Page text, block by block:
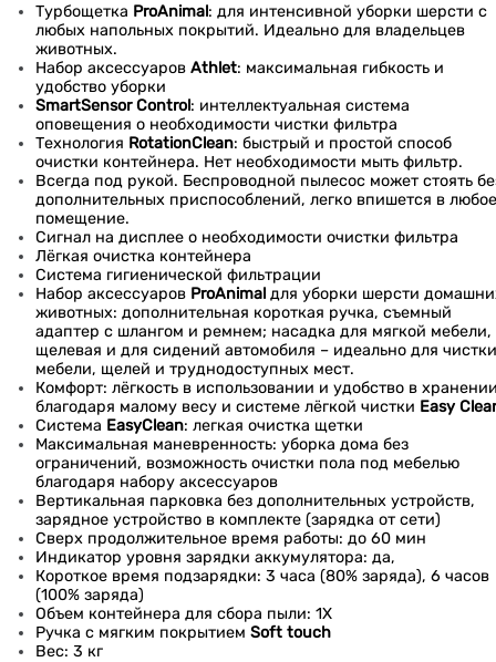
Турбощетка ProAnimal: для интенсивной уборки шерсти с
любых напольных покрытий. Идеально для владельцев
животных.
Набор аксессуаровAthlet: максимальная гибкость и
удобство уборки
SmartSensor Control: интеллектуальная система
оповещения о необходимости чистки фильтра
Технология RotationClean: быстрый и простой способ
очистки контейнера. Нет необходимости мыть фильтр.
Всегда под рукой. Беспроводной пылесос может стоять
дополнительных приспособлений, легко впишется в
помещение.
Сигнал на дисплее о необходимости очистки фильтра
Лёгкая очистка контейнера
Система гигиенической фильтрации
Набор аксессуаров ProAnimalдля уборки шерсти
животных: дополнительная короткая ручка, съемный
адаптер с шлангом и ремнем; насадка для мягкой мебели,
щелевая и для сидений автомобиля – идеально для
мебели, щелей и труднодоступных мест.
Комфорт: лёгкость в использовании и удобство в
благодаря малому весу и системе лёгкой чистки Easy
Система EasyClean: легкая очистка щетки
Максимальная маневренность: уборка дома без
ограничений, возможность очистки пола под мебелью
благодаря набору аксессуаров
Вертикальная парковка без дополнительных устройств,
зарядное устройство в комплекте (зарядка от сети)
Сверх продолжительное время работы: до 60 мин
Индикатор уровня зарядки аккумулятора: да,
Короткое время подзарядки: 3 часа (80% заряда), 6 часов
(100% заряда)
Объем контейнера для сбора пыли: 1X
Ручка с мягким покрытиемSoft touch
Вес: 3 кг